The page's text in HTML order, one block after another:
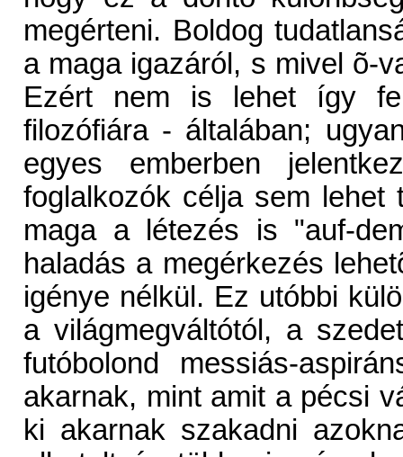
megérteni. Boldog
a maga igazáról, s mivel õ-
Ezért nem is lehet így
filozófiára - általában;
egyes emberben
foglalkozók célja sem lehet
maga a létezés is "auf-
haladás a megérkezés
igénye nélkül. Ez utóbbi
a világmegváltótól, a
futóbolond messiás-
akarnak, mint amit a pécsi
ki akarnak szakadni